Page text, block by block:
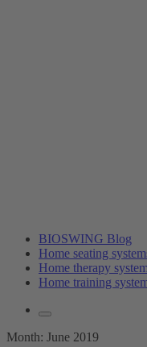
BIOSWING Blog
Home seating
Home therapy
Home training
Month: June 2019